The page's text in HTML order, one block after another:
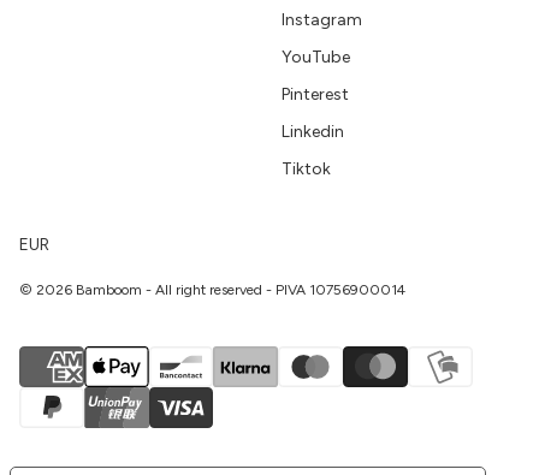
Instagram
YouTube
Pinterest
Linkedin
Tiktok
EUR
© 2026 Bamboom - All right reserved - PIVA 10756900014